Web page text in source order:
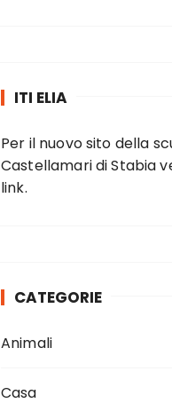
ITI ELIA
Per il nuovo sito della
Castellamari di Stabia
link.
CATEGORIE
Animali
Casa